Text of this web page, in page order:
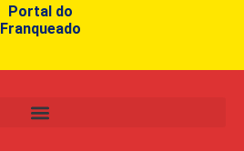
Portal do
Franqueado